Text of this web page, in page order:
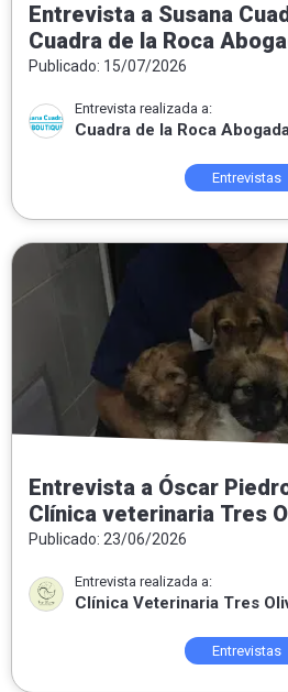
Entrevista a Susana
Cuadra de la Roca
necesita una solución
Publicado: 15/07/2026
Entrevista realizada a:
Cuadra de la Roca
Entrevistas
Entrevista a Óscar
Clínica veterinaria Tres
medicina preventiva es
Publicado: 23/06/2026
Entrevista realizada a:
Clínica Veterinaria Tres
Entrevistas